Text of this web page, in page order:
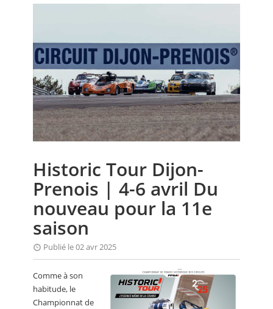
MONTAGNE
EVÈNEMENTS
CALENDRIER
FOCUS
ANNUAIRES
PETITES ANNONCES
Historic Tour Dijon-
Prenois | 4-6 avril Du
nouveau pour la 11e
saison
Publié le 02 avr 2025
Comme à son
habitude, le
Championnat de